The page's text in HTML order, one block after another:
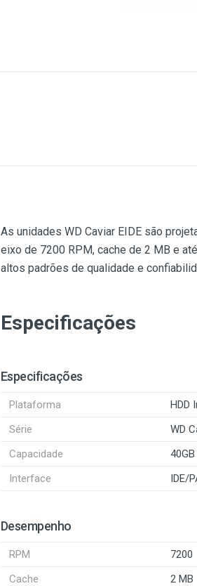
As unidades WD Caviar EIDE são
eixo de 7200 RPM, cache de 2 MB e
altos padrões de qualidade e
Especificações
Especificações
Plataforma
HDD
Série
WD
Capacidade
40GB
Interface
IDE/
Desempenho
RPM
7200
Cache
2 MB